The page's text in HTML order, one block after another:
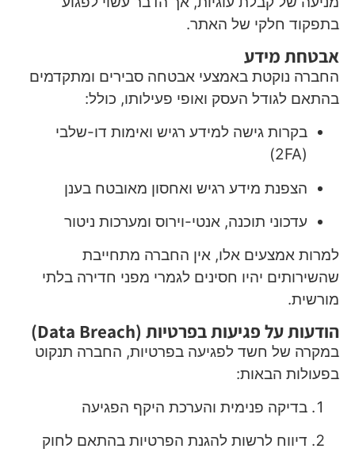
בתפקוד חלקי של האתר.
אבטחת מידע
החברה נוקטת באמצעי אבטחה סבירים ומתקדמים
בהתאם לגודל העסק ואופי פעילותו, כולל:
בקרות גישה למידע רגיש ואימות דו-שלבי
(2FA)
הצפנת מידע רגיש ואחסון מאובטח בענן
עדכוני תוכנה, אנטי-וירוס ומערכות ניטור
למרות אמצעים אלו, אין החברה מתחייבת
שהשירותים יהיו חסינים לגמרי מפני חדירה בלתי
מורשית.
הודעות על פגיעות בפרטיות (Data Breach)
במקרה של חשד לפגיעה בפרטיות, החברה תנקוט
בפעולות הבאות:
בדיקה פנימית והערכת היקף הפגיעה
דיווח לרשות להגנת הפרטיות בהתאם לחוק